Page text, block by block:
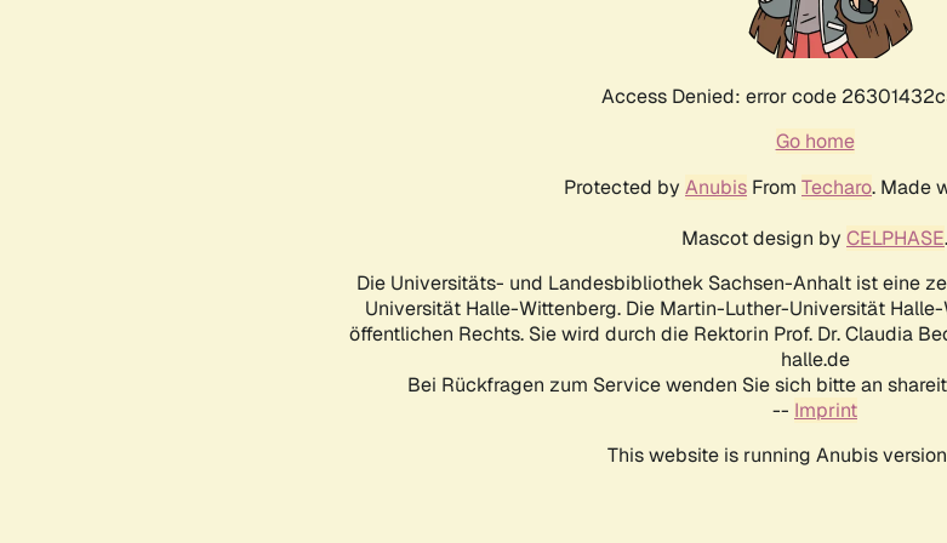
Access Denied: error code
Go home
Protected by Anubis From Techaro. Made
Mascot design by CELPHASE.
Die Universitäts- und Landesbibliothek Sachsen-Anhalt ist eine
Universität Halle-Wittenberg. Die Martin-Luther-Universität
öffentlichen Rechts. Sie wird durch die Rektorin Prof. Dr. Claudia
halle.de
Bei Rückfragen zum Service wenden Sie sich bitte an
-- Imprint
This website is running Anubis version